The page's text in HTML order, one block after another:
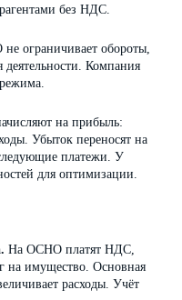
без НДС.
ограничивает обороты,
деятельности. Компания
на прибыль:
Убыток переносят на
платежи. У
для оптимизации.
На ОСНО платят НДС,
имущество. Основная
расходы. Учёт